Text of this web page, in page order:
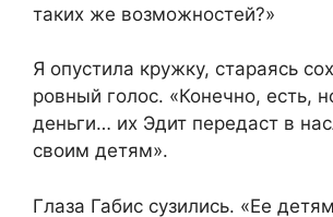
таких же возможностей?»
Я опустила кружку, стараясь
ровный голос. «Конечно, есть,
деньги… их Эдит передаст в
своим детям».
Глаза Габис сузились. «Ее